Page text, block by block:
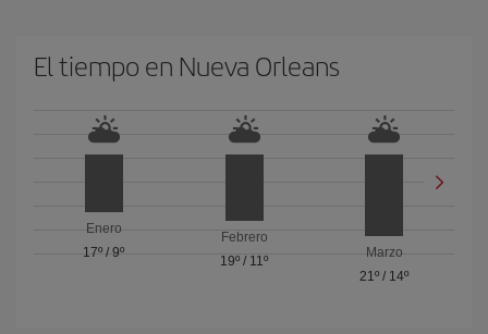
El tiempo en Nueva Orleans
Enero
17º /9º
Febrero
19º / 11º
Marzo
21º / 14º